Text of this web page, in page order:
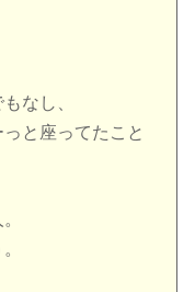
なし、
と座ってたこと